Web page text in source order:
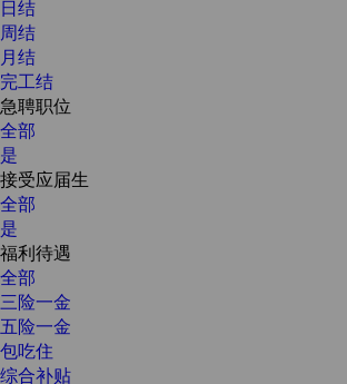
日结
周结
月结
完工结
急聘职位
全部
是
接受应届生
全部
是
福利待遇
全部
三险一金
五险一金
包吃住
综合补贴